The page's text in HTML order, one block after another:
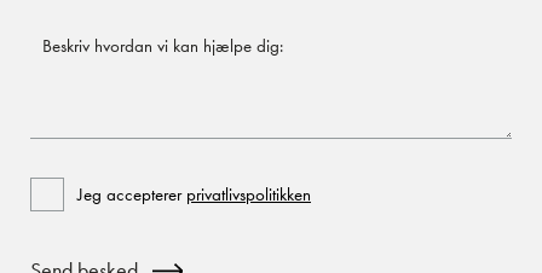
ConsentJeg accepterer privatlivspolitikken